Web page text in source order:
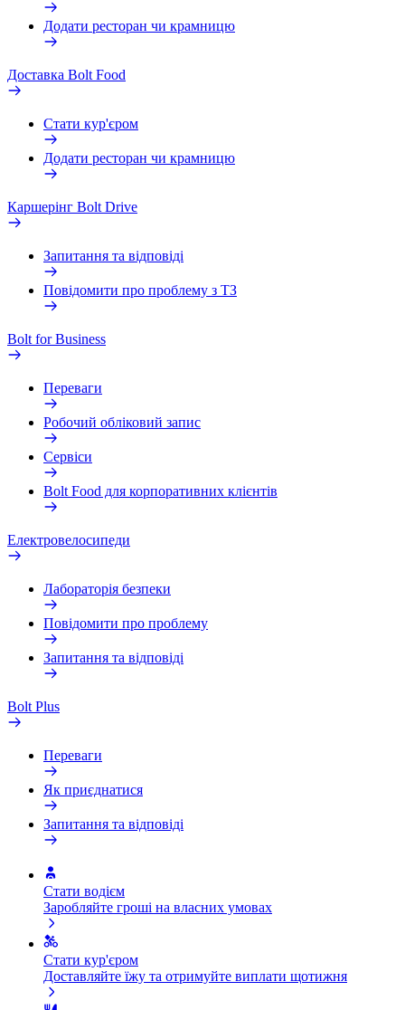
Додати ресторан чи крамницю
Доставка Bolt Food
Стати кур'єром
Додати ресторан чи крамницю
Каршерінг Bolt Drive
Запитання та відповіді
Повідомити про проблему з ТЗ
Bolt for Business
Переваги
Робочий обліковий запис
Сервіси
Bolt Food для корпоративних клієнтів
Електровелосипеди
Лабораторія безпеки
Повідомити про проблему
Запитання та відповіді
Bolt Plus
Переваги
Як приєднатися
Запитання та відповіді
Стати водієм
Заробляйте гроші на власних умовах
Стати кур'єром
Доставляйте їжу та отримуйте виплати щотижня